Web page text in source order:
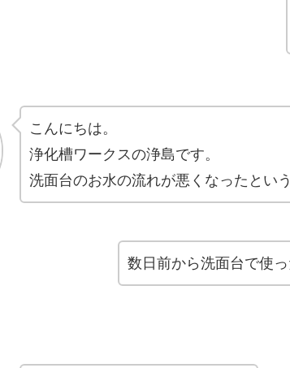
こんにちは。
浄化槽ワークスの浄島です。
洗面台のお水の流れが悪くなったとい
数日前から洗面台で使